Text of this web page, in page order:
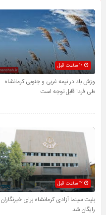
وزش باد در نیمه غربی و جنوبی کرمانشاه
طی فردا قابل توجه است
12 ساعت قبل
بلیت سینما آزادی کرمانشاه برای خبرنگاران
رایگان شد